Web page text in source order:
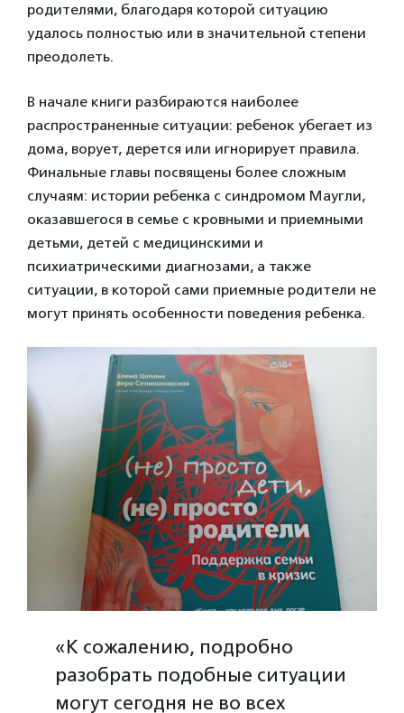
родителями, благодаря которой ситуацию
удалось полностью или в значительной степени
преодолеть.
В начале книги разбираются наиболее
распространенные ситуации: ребенок убегает из
дома, ворует, дерется или игнорирует правила.
Финальные главы посвящены более сложным
случаям: истории ребенка с синдромом Маугли,
оказавшегося в семье с кровными и приемными
детьми, детей с медицинскими и
психиатрическими диагнозами, а также
ситуации, в которой сами приемные родители не
могут принять особенности поведения ребенка.
«К сожалению, подробно
разобрать подобные ситуации
могут сегодня не во всех